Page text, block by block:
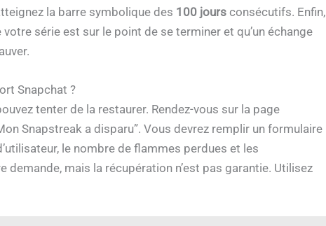
la barre symbolique des 100 jours consécutifs. Enfin,
série est sur le point de se terminer et qu’un échange
Snapchat ?
tenter de la restaurer. Rendez-vous sur la page
Snapstreak a disparu”. Vous devrez remplir un formulaire
le nombre de flammes perdues et les
demande, mais la récupération n’est pas garantie. Utilisez